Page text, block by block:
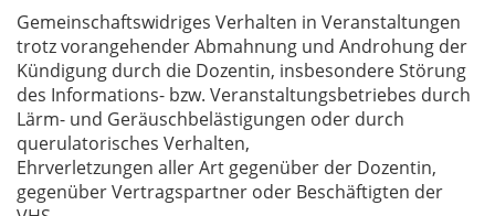
Gemeinschaftswidriges Verhalten in Veranstaltungen
trotz vorangehender Abmahnung und Androhung der
Kündigung durch die Dozentin, insbesondere Störung
des Informations- bzw. Veranstaltungsbetriebes durch
Lärm- und Geräuschbelästigungen oder durch
querulatorisches Verhalten,
Ehrverletzungen aller Art gegenüber der Dozentin,
gegenüber Vertragspartner oder Beschäftigten der